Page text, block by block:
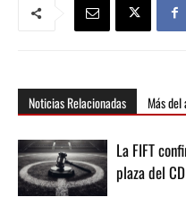
Noticias Relacionadas Más
La FIFT
plaza del